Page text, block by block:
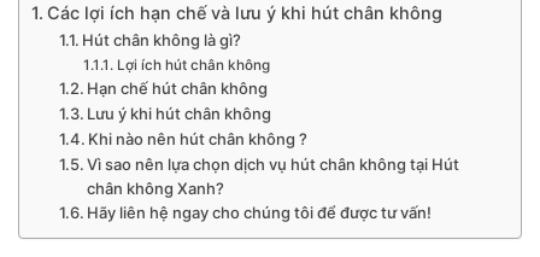
Các lợi ích hạn chế và lưu ý khi hút chân không
Hút chân không là gì?
Lợi ích hút chân không
Hạn chế hút chân không
Lưu ý khi hút chân không
Khi nào nên hút chân không ?
Vì sao nên lựa chọn dịch vụ hút chân không tại Hút
chân không Xanh?
Hãy liên hệ ngay cho chúng tôi để được tư vấn!